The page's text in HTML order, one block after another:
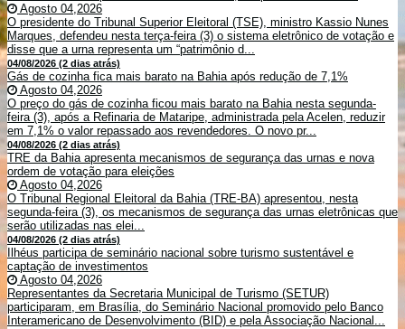
Agosto 04,2026
O presidente do Tribunal Superior Eleitoral (TSE), ministro Kassio Nunes
Marques, defendeu nesta terça-feira (3) o sistema eletrônico de votação e
disse que a urna representa um “patrimônio d...
04/08/2026 (2 dias atrás)
Gás de cozinha fica mais barato na Bahia após redução de 7,1%
Agosto 04,2026
O preço do gás de cozinha ficou mais barato na Bahia nesta segunda-
feira (3), após a Refinaria de Mataripe, administrada pela Acelen, reduzir
em 7,1% o valor repassado aos revendedores. O novo pr...
04/08/2026 (2 dias atrás)
TRE da Bahia apresenta mecanismos de segurança das urnas e nova
ordem de votação para eleições
Agosto 04,2026
O Tribunal Regional Eleitoral da Bahia (TRE-BA) apresentou, nesta
segunda-feira (3), os mecanismos de segurança das urnas eletrônicas que
serão utilizadas nas elei...
04/08/2026 (2 dias atrás)
Ilhéus participa de seminário nacional sobre turismo sustentável e
captação de investimentos
Agosto 04,2026
Representantes da Secretaria Municipal de Turismo (SETUR)
participaram, em Brasília, do Seminário Nacional promovido pelo Banco
Interamericano de Desenvolvimento (BID) e pela Associação Nacional...